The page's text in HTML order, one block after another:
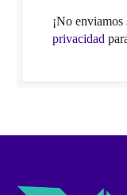
¡No
privacidad